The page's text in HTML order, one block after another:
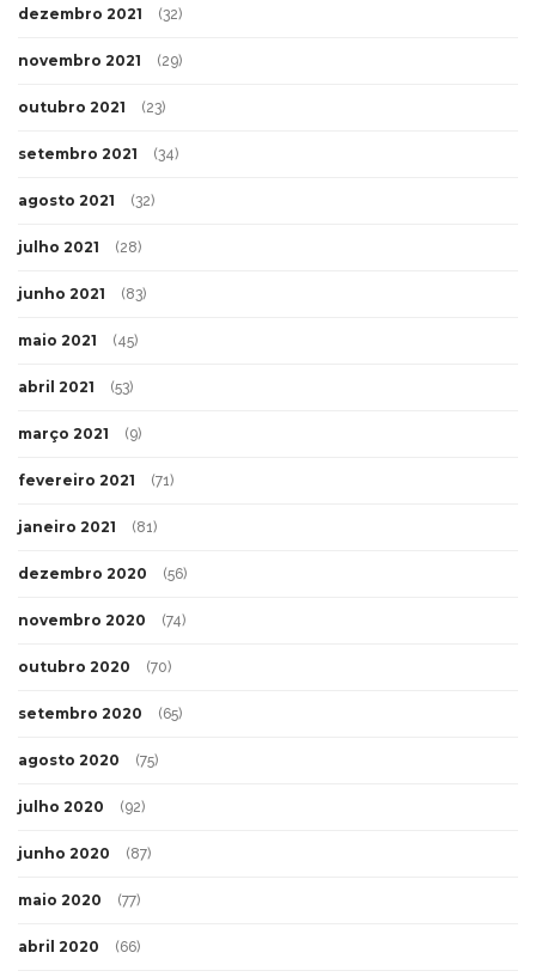
dezembro 2021 (32)
novembro 2021 (29)
outubro 2021 (23)
setembro 2021 (34)
agosto 2021 (32)
julho 2021 (28)
junho 2021 (83)
maio 2021 (45)
abril 2021 (53)
março 2021 (9)
fevereiro 2021 (71)
janeiro 2021 (81)
dezembro 2020 (56)
novembro 2020 (74)
outubro 2020 (70)
setembro 2020 (65)
agosto 2020 (75)
julho 2020 (92)
junho 2020 (87)
maio 2020 (77)
abril 2020 (66)